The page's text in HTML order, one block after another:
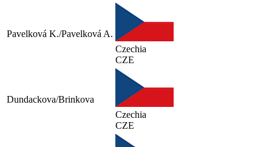
Pavelková K./Pavelková A.
Czechia
CZE
Dundackova/Brinkova
Czechia
CZE